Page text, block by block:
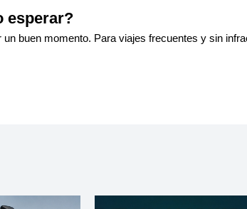
esperar?
buen momento. Para viajes frecuentes y sin